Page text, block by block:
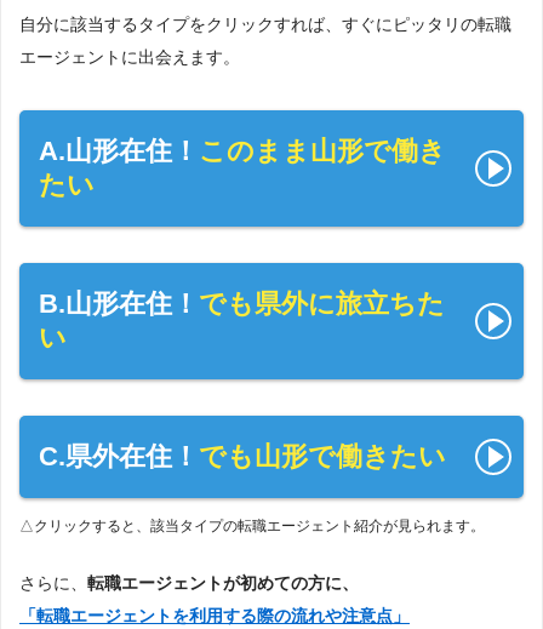
自分に該当するタイプをクリックすれば、すぐにピッタリの転職
エージェントに出会えます。
A.山形在住！ このまま山形で働き
たい
B.山形在住！ でも県外に旅立ちた
い
C.県外在住！ でも山形で働きたい
△クリックすると、該当タイプの転職エージェント紹介が見られます。
さらに、 転職エージェントが初めての方に、
「転職エージェントを利用する際の流れや注意点」